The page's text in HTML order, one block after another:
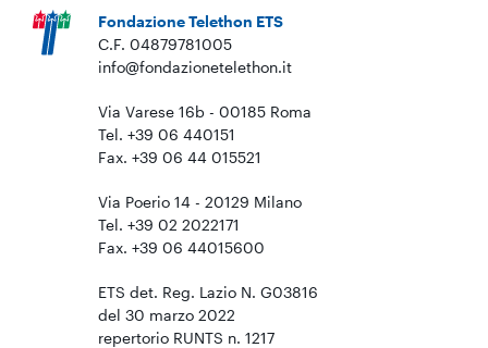
Fondazione Telethon ETS
C.F. 04879781005
info@fondazionetelethon.it
Via Varese 16b - 00185 Roma
Tel. +39 06 440151
Fax. +39 06 44 015521
Via Poerio 14 - 20129 Milano
Tel. +39 02 2022171
Fax. +39 06 44015600
ETS det. Reg. Lazio N. G03816
del 30 marzo 2022
repertorio RUNTS n. 1217